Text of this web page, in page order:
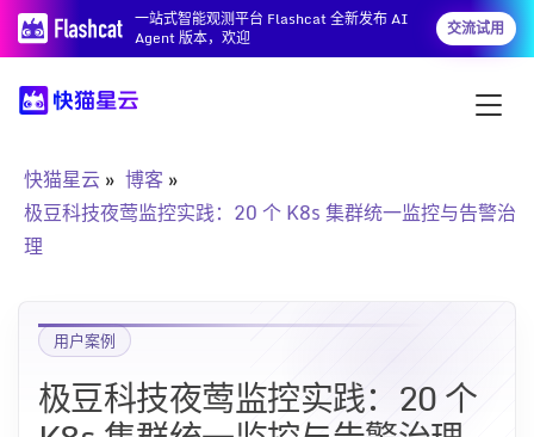
一站式智能观测平台 Flashcat 全新发布 AI
Agent 版本，欢迎
交流试用
快猫星云
博客
极豆科技夜莺监控实践：20 个 K8s 集群统一监控与告警治
理
用户案例
极豆科技夜莺监控实践：20 个